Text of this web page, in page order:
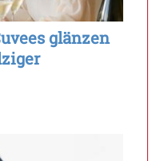
glänzen